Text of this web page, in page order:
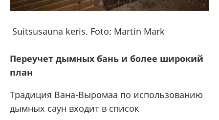
Suitsusauna keris. Foto: Martin Mark
Переучет дымных бань и более широкий
план
Традиция Вана-Выромаа по использованию
дымных саун входит в список